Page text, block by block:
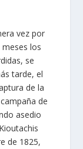
vez por
los
se
tarde, el
de la
de
asedio
de 1825,